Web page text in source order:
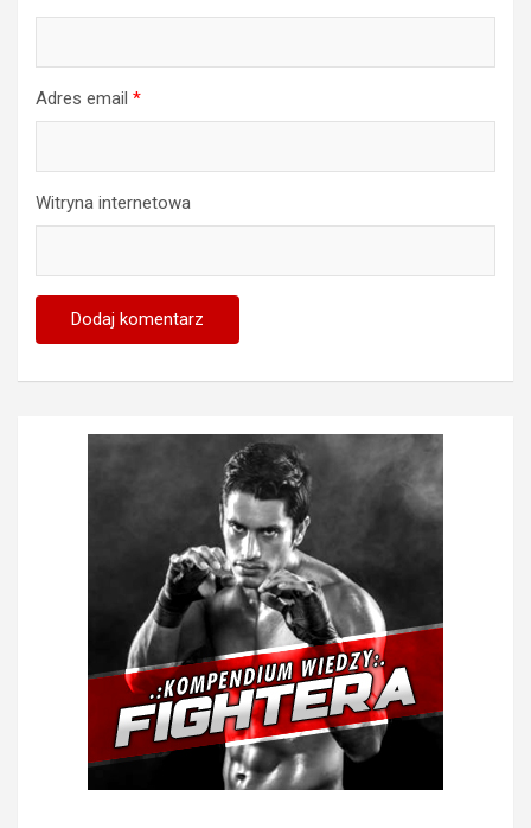
Adres email *
Witryna internetowa